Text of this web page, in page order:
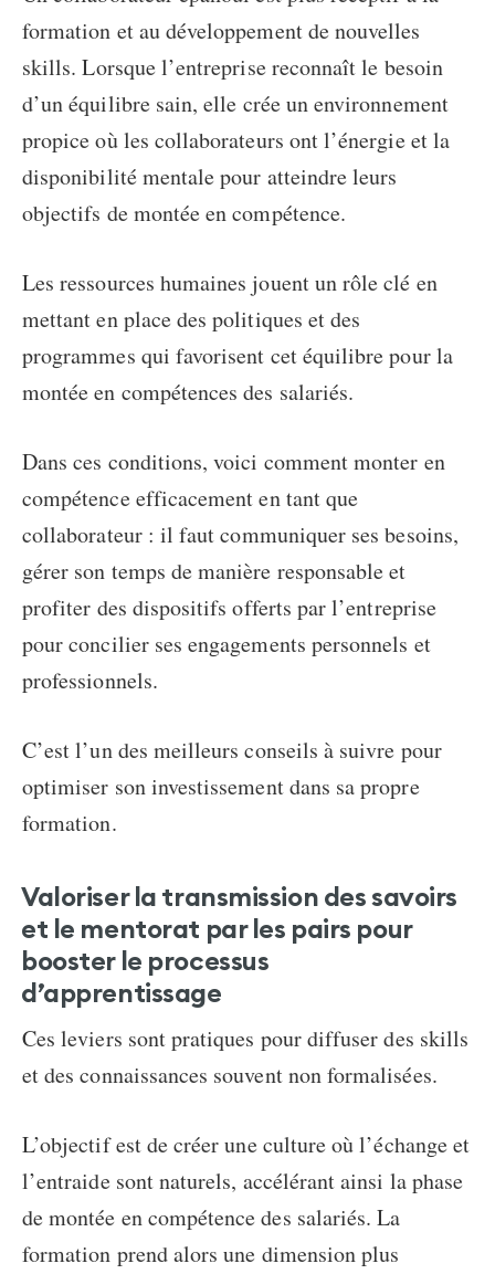
formation et au développement de nouvelles
skills. Lorsque l’entreprise reconnaît le besoin
d’un équilibre sain, elle crée un environnement
propice où les collaborateurs ont l’énergie et la
disponibilité mentale pour atteindre leurs
objectifs de montée en compétence.
Les ressources humaines jouent un rôle clé en
mettant en place des politiques et des
programmes qui favorisent cet équilibre pour la
montée en compétences des salariés.
Dans ces conditions, voici comment monter en
compétenceefficacement en tant que
collaborateur : il faut communiquer ses besoins,
gérer son temps de manière responsable et
profiter des dispositifs offerts par l’entreprise
pour concilier ses engagements personnels et
professionnels.
C’est l’un des meilleurs conseils à suivre pour
optimiser son investissement dans sa propre
formation.
Valoriser la transmission des savoirs
et le mentorat par les pairs pour
booster le processus
d’apprentissage
Ces leviers sont pratiques pour diffuser des skills
et des connaissances souvent non formalisées.
L’objectif est de créer une culture où l’échange et
l’entraide sont naturels, accélérant ainsi laphase
de montée en compétence des salariés. La
formation prend alors une dimension plus